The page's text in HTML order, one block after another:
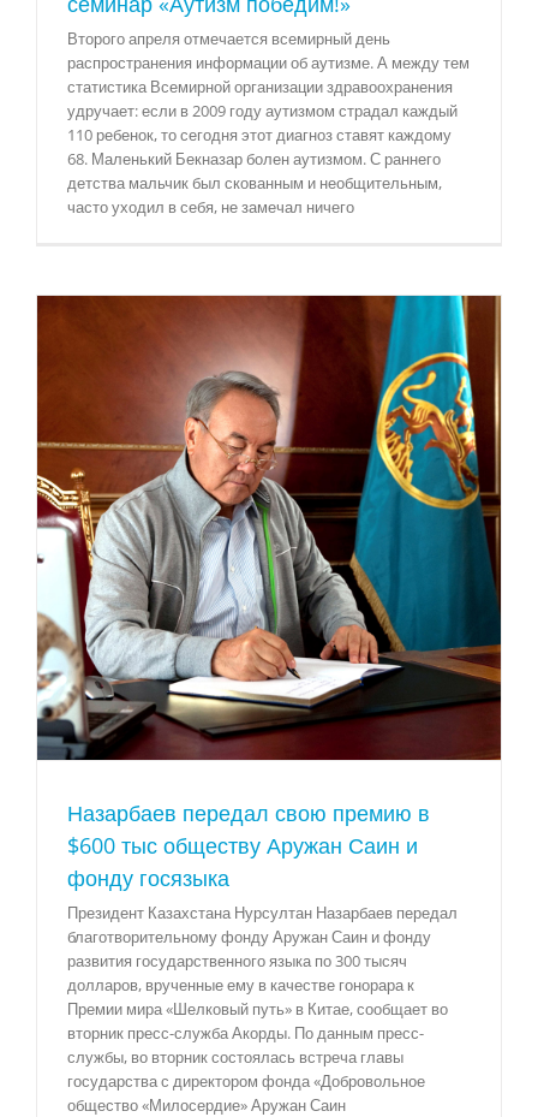
Второго апреля отмечается всемирный день
распространения информации об аутизме. А между тем
статистика Всемирной организации здравоохранения
удручает: если в 2009 году аутизмом страдал каждый
110 ребенок, то сегодня этот диагноз ставят каждому
68. Маленький Бекназар болен аутизмом. С раннего
детства мальчик был скованным и необщительным,
часто уходил в себя, не замечал ничего
Назарбаев передал свою премию в
$600 тыс обществу Аружан Саин и
фонду госязыка
Президент Казахстана Нурсултан Назарбаев передал
благотворительному фонду Аружан Саин и фонду
развития государственного языка по 300 тысяч
долларов, врученные ему в качестве гонорара к
Премии мира «Шелковый путь» в Китае, сообщает во
вторник пресс-служба Акорды. По данным пресс-
службы, во вторник состоялась встреча главы
государства с директором фонда «Добровольное
общество «Милосердие» Аружан Саин